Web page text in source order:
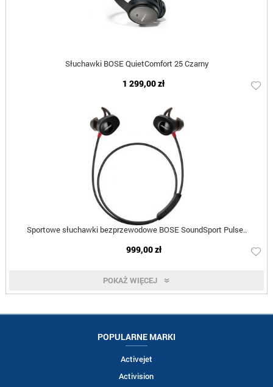
Słuchawki BOSE QuietComfort 25 Czarny
1 299,00 zł
Sportowe słuchawki bezprzewodowe BOSE SoundSport Pulse..
999,00 zł
POKAŻ WIĘCEJ
POPULARNE MARKI
Activejet
Activision